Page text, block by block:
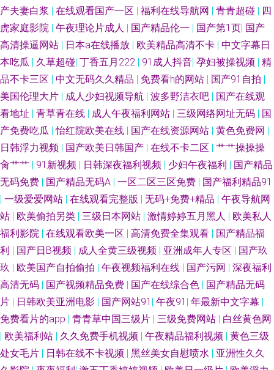
音视频 黄色网战 青草原大香蕉 手机福利导航日韩二区 影音先锋资源av不撸
超碰人妻97 亚洲国产91线视频 91次元网 91视频在线观看高清 99热人与兽
国产淫妇精品WWw 男女黄色片 日韩无砖码毛片 性爱动图 91c网站 91在国线
传媒视频免费在线看 黄总视频 欧美成人超踫AⅤ 无码欧美一区 91国产黑丝短
片 TS黑料吃瓜一区二区 97好色 91视屏专区 国模视频91 国产另类在线 97色
涩 国产欧美日韩激情 91上逼 91在线免费观看网站 日本六区精品导航在线
91九色国产在线 色五月婷婷免费福利 wwwav热 夜色邦福利网青青久 男人看
片网站AV www99肏 免费观看国产黄色网址 91丝袜视频国产 成人午夜无码
国自区视频50页 美日韩无码 日韩久久经典 亚洲色午夜 91国产极品丝袜女
人人干 avtt五月丁香 国产91在线视频播放 久久精品偷拍视频 午夜寂寞福利
产夫妻白浆 | 在线观看国产一区 | 福利在线导航网 | 青青超碰 | 四
虎家庭影院 | 午夜理论片成人 | 国产精品伦一 | 国产第1页| 国产
高清操逼网站 | 日本a在线播放 | 欧美精品高清不卡 | 中文字幕日
本吃瓜 | 久草超碰| 丁香五月222 | 91成人抖音| 孕妇被操视频 | 精
品不卡三区 | 中文无码久久精品 | 免费看h的网站 | 国产91自拍 |
美国伦理大片 | 成人少妇视频导航 | 波多野洁衣吧 | 国产在线观
看地址 | 青草青在线 | 成人午夜福利网站 | 三级网络网址无码 | 国
产免费吃瓜 |怡红院欧美在线 | 国产在线资源网站 | 黄色免费网 |
日韩浮力视频 | 国产欧美日韩国产 | 在线不卡二区 | 艹艹操操操
肏艹艹 | 91新视频 | 日韩深夜福利视频 | 少妇午夜福利 | 国产精品
无码免费 | 国产精品无码A | 一区二区三区免费 | 国产福利精品91
| 一级爱爱网站 | 在线观看完整版 | 无码+免费+精品 | 午夜导航网
站 | 欧美偷拍另类 | 三级日本网站 | 激情婷婷五月黑人 | 欧美私人
福利影院 | 在线观看欧美一区 | 高清免费全集观看 | 国产精品福
利 | 国产日B视频 | 成人全黄三级视频 | 亚洲成年人专区 | 国产玖
玖 | 欧美国产自拍偷拍 | 午夜视频福利在线 | 国产污网 | 深夜福利
高清无码 | 国产视频精品免费 | 国产在线综合色 | 国产精品无码
片 | 日韩欧美亚洲电影 | 国产网站91 | 午夜91 | 年最新中文字幕 |
免费看片的app | 青青草中国三级片 | 三级免费网站 | 白丝黄色网
| 欧美福利站 | 久久免费手机视频 | 午夜精品福利视频 | 黄色三级
处女毛片 | 日韩在线不卡视频 | 黑丝美女自慰喷水 | 亚洲性久久